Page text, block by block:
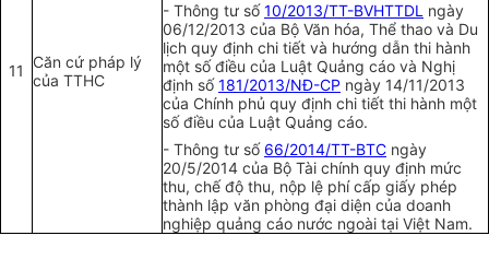
11
Căn cứ pháp lý
của TTHC
- Thông tư số10/2013/TT-BVHTTDL ngày
06/12/2013 của Bộ Văn hóa, Thể thao và Du
lịch quy định chi tiết và hướng dẫn thi hành
một số điều của Luật Quảng cáo và Nghị
định số181/2013/NĐ-CP ngày 14/11/2013
của Chính phủ quy định chi tiết thi hành một
số điều của Luật Quảng cáo.
- Thông tư số 66/2014/TT-BTC ngày
20/5/2014 của Bộ Tài chính quy định mức
thu, chế độ thu, nộp lệ phí cấp giấy phép
thành lập văn phòng đại diện của doanh
nghiệp quảng cáo nước ngoài tại Việt Nam.